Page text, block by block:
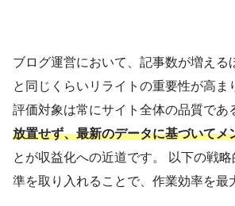
ブログ運営において、記事数が増える
と同じくらいリライトの重要性が高ま
評価対象は常にサイト全体の品質であ
放置せず、最新のデータに基づいてメ
とが収益化への近道です。 以下の戦
準を取り入れることで、作業効率を最